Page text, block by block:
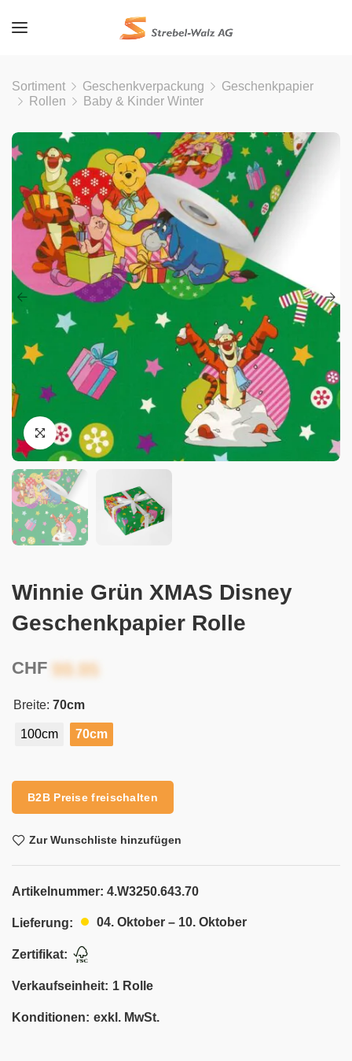
Sortiment Geschenkverpackung
Geschenkpapier
Rollen
Baby & Kinder Winter
Winnie Grün XMAS Disney
Geschenkpapier Rolle
CHF
Breite: 70cm
100cm 70cm
B2B Preise freischalten
Zur Wunschliste hinzufügen
Artikelnummer: 4.W3250.643.70
Lieferung: 04. Oktober – 10. Oktober
Zertifikat:
Verkaufseinheit: 1 Rolle
Konditionen: exkl. MwSt.